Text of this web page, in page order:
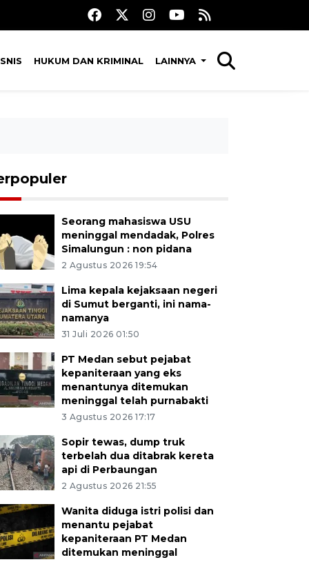
HUKUM DAN KRIMINAL LAINNYA
Seorang mahasiswa USU
meninggal mendadak, Polres
Simalungun : non pidana
2 Agustus 2026 19:54
Lima kepala kejaksaan negeri
di Sumut berganti, ini nama-
namanya
31 Juli 2026 01:50
PT Medan sebut pejabat
kepaniteraan yang eks
menantunya ditemukan
meninggal telah purnabakti
3 Agustus 2026 17:17
Sopir tewas, dump truk
terbelah dua ditabrak kereta
api di Perbaungan
2 Agustus 2026 21:55
Wanita diduga istri polisi dan
menantu pejabat
kepaniteraan PT Medan
ditemukan meninggal